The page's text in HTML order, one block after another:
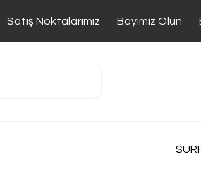
Satış Noktalarımız Bayimiz Olun